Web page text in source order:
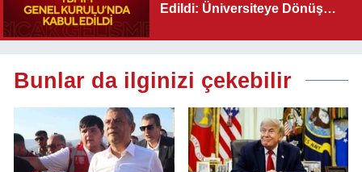
Edildi: Üniversiteye Dönüş
Bunlar da ilginizi çekebilir